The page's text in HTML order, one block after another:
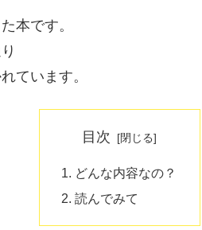
本です。
ています。
目次
どんな内容なの？
読んでみて